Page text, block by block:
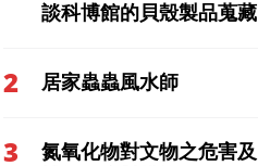
談科博館的貝殼製品蒐藏
居家蟲蟲風水師
氮氧化物對文物之危害及